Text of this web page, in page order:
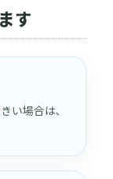
す
い場合は、